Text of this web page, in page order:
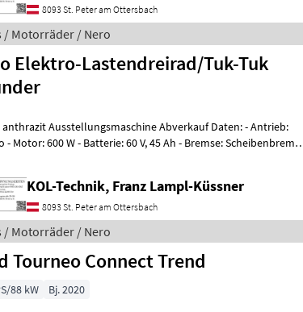
8093 St. Peter am Ottersbach
/ Motorräder / Nero
Elektro-Lastendreirad/Tuk-Tuk
Ausstellungsmaschine Abverkauf Daten: - Antrieb:
600 W - Batterie: 60 V, 45 Ah - Bremse: Scheibenbremse
KOL-Technik, Franz Lampl-Küssner
8093 St. Peter am Ottersbach
/ Motorräder / Nero
Tourneo Connect Trend
88 kW Bj. 2020